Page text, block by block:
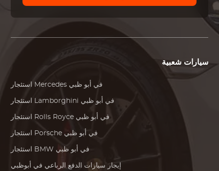
سيارات شعبية
Mercedes في أبو ظبي
Lamborghini في أبو ظبي
Rolls Royce في أبو ظبي
Porsche في أبو ظبي
BMW في أبو ظبي
إيجار سيارات الدفع الرباعي في أبوظبي